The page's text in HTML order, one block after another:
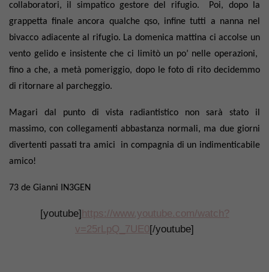
collaboratori, il simpatico gestore del rifugio. Poi, dopo la
grappetta finale ancora qualche qso, infine tutti a nanna nel
bivacco adiacente al rifugio. La domenica mattina ci accolse un
vento gelido e insistente che ci limitò un po’ nelle operazioni,
fino a che, a metà pomeriggio, dopo le foto di rito decidemmo
di ritornare al parcheggio.
Magari dal punto di vista radiantistico non sarà stato il
massimo, con collegamenti abbastanza normali, ma due giorni
divertenti passati tra amici in compagnia di un indimenticabile
amico!
73 de Gianni IN3GEN
[youtube]https://www.youtube.com/watch?
v=25rLpQ_7UE0[/youtube]